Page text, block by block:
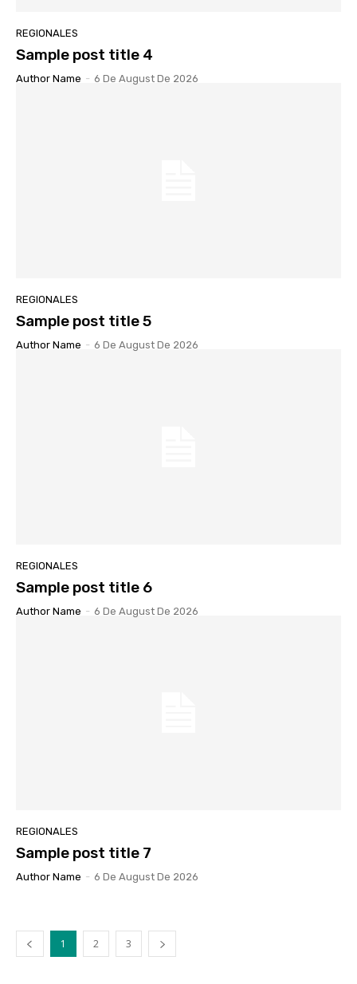
REGIONALES
Sample post title 4
Author Name - 6 De August De 2026
REGIONALES
Sample post title 5
Author Name - 6 De August De 2026
REGIONALES
Sample post title 6
Author Name - 6 De August De 2026
REGIONALES
Sample post title 7
Author Name - 6 De August De 2026
1 2 3